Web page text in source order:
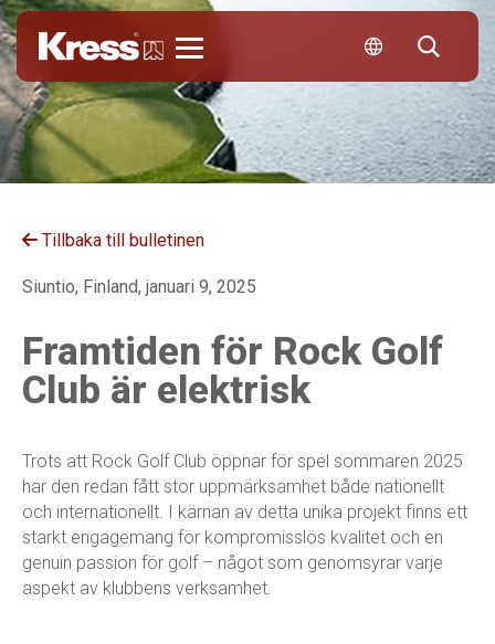
Tillbaka till bulletinen
Siuntio, Finland, januari 9, 2025
Framtiden för Rock Golf
Club är elektrisk
Trots att Rock Golf Club öppnar för spel sommaren 2025
har den redan fått stor uppmärksamhet både nationellt
och internationellt. I kärnan av detta unika projekt finns ett
starkt engagemang för kompromisslös kvalitet och en
genuin passion för golf – något som genomsyrar varje
aspekt av klubbens verksamhet.